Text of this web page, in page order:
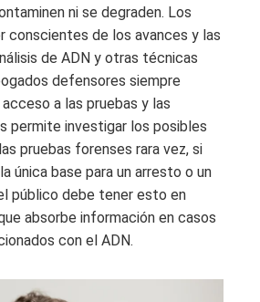
ni se degraden. Los
conscientes de los avances y las
de ADN y otras técnicas
defensores siempre
a las pruebas y las
permite investigar los posibles
pruebas forenses rara vez, si
única base para un arresto o un
público debe tener esto en
absorbe información en casos
con el ADN.